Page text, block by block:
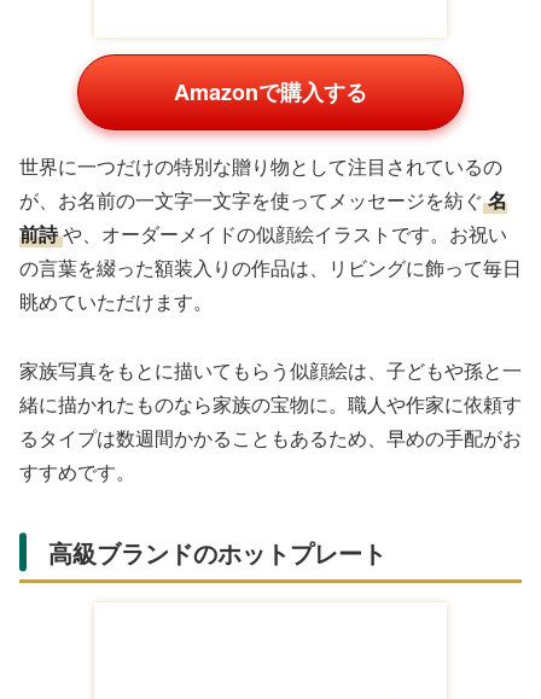
Amazonで購入する
世界に一つだけの特別な贈り物として注目されているの
が、お名前の一文字一文字を使ってメッセージを紡ぐ 名
前詩や、オーダーメイドの似顔絵イラストです。お祝い
の言葉を綴った額装入りの作品は、リビングに飾って毎日
眺めていただけます。
家族写真をもとに描いてもらう似顔絵は、子どもや孫と一
緒に描かれたものなら家族の宝物に。職人や作家に依頼す
るタイプは数週間かかることもあるため、早めの手配がお
すすめです。
高級ブランドのホットプレート